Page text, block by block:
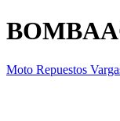
Moto Repuestos